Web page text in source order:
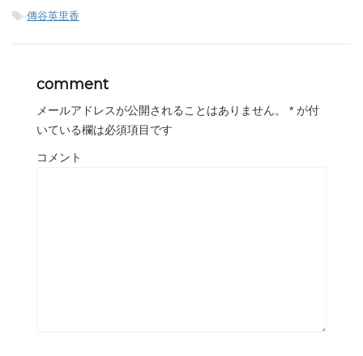
-傳谷英里香
comment
メールアドレスが公開されることはありません。 * が付
いている欄は必須項目です
コメント